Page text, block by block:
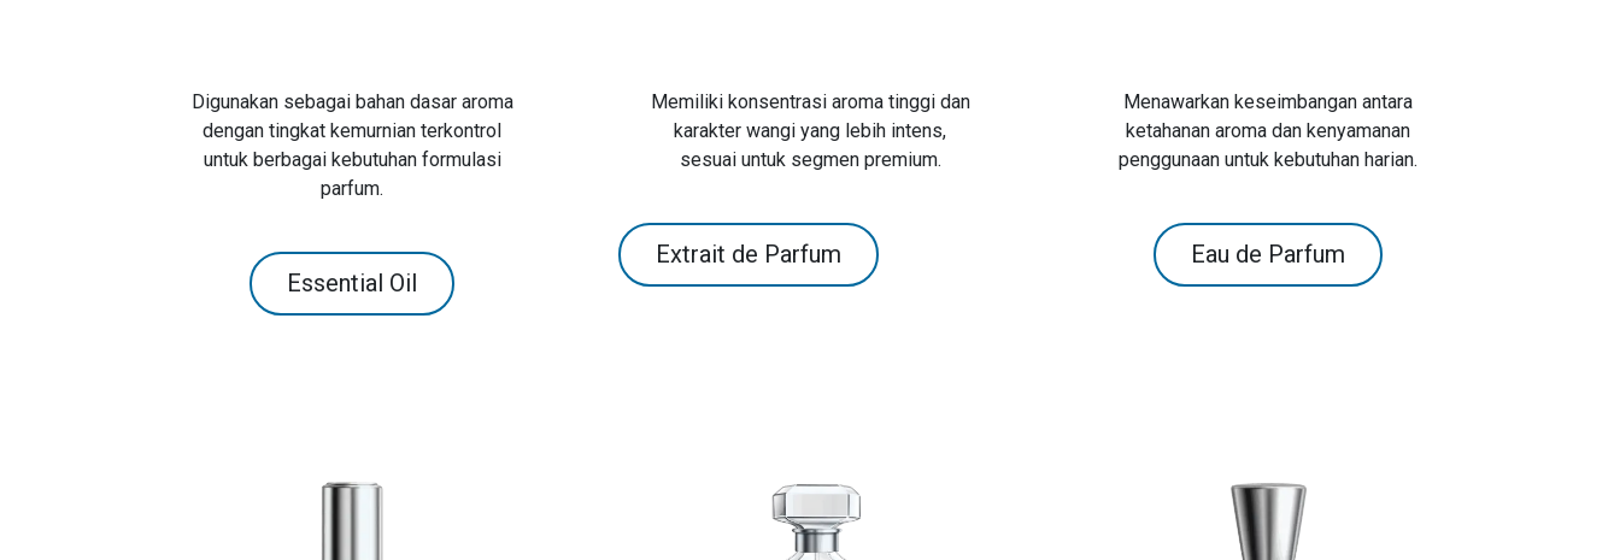
Digunakan sebagai bahan dasar aroma
dengan tingkat kemurnian terkontrol
untuk berbagai kebutuhan formulasi
parfum.
Essential Oil
Memiliki konsentrasi aroma tinggi dan
karakter wangi yang lebih intens,
sesuai untuk segmen premium.
Extrait de Parfum
Menawarkan keseimbangan antara
ketahanan aroma dan kenyamanan
penggunaan untuk kebutuhan harian.
Eau de Parfum